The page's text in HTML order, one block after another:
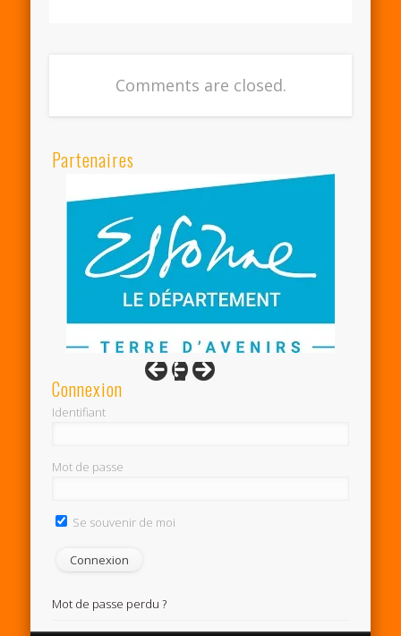
Comments are closed.
Partenaires
Connexion
Identifiant
Mot de passe
Se souvenir de moi
Mot de passe perdu ?